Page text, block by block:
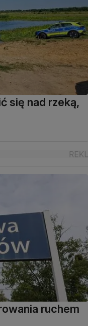
się nad rzeką,
ruchem